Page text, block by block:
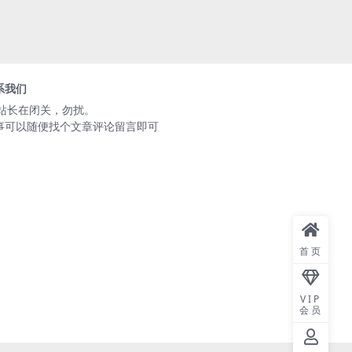
我们
在闭关，勿扰。
可以随便找个文章评论留言即可
首页
VIP
会员